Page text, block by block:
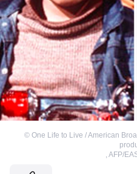
© One Life to Live / American
, AFP/